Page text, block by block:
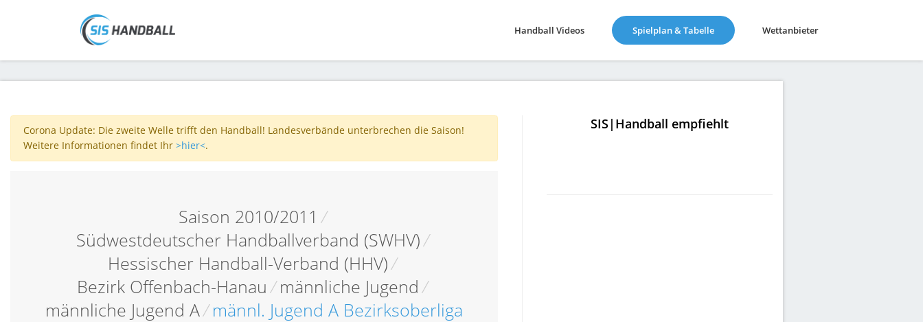
Handball Videos Spielplan & Tabelle(current) Wettanbieter
Corona Update: Die zweite Welle trifft den Handball! Landesverbände unterbrechen die Saison!
Weitere Informationen findet Ihr >hier<.
Saison 2010/2011 /
Südwestdeutscher Handballverband (SWHV)/
Hessischer Handball-Verband (HHV)/
Bezirk Offenbach-Hanau / männliche Jugend /
männliche Jugend A/ männl. Jugend A Bezirksoberliga
SIS|Handball empfiehlt